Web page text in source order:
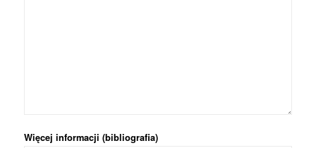
Więcej informacji (bibliografia)